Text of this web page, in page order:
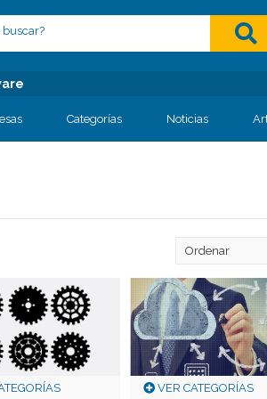
Categorías Noticias
VER CATEGORÍAS